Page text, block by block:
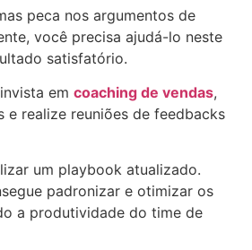
peca nos argumentos de
você precisa ajudá-lo neste
satisfatório.
em coaching de vendas,
e realize reuniões de feedbacks
um playbook atualizado.
padronizar e otimizar os
a produtividade do time de